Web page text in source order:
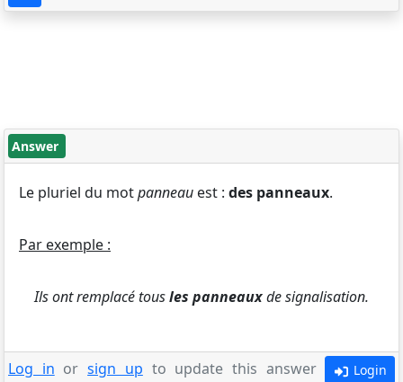
Answer
Le pluriel du motpanneau est : des panneaux.
Par exemple :
Ils ont remplacé tousles panneauxde signalisation.
Log in orsign up to update this answer Login